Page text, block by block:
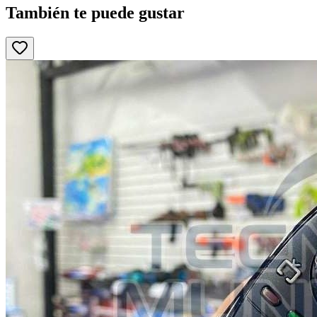
También te puede gustar